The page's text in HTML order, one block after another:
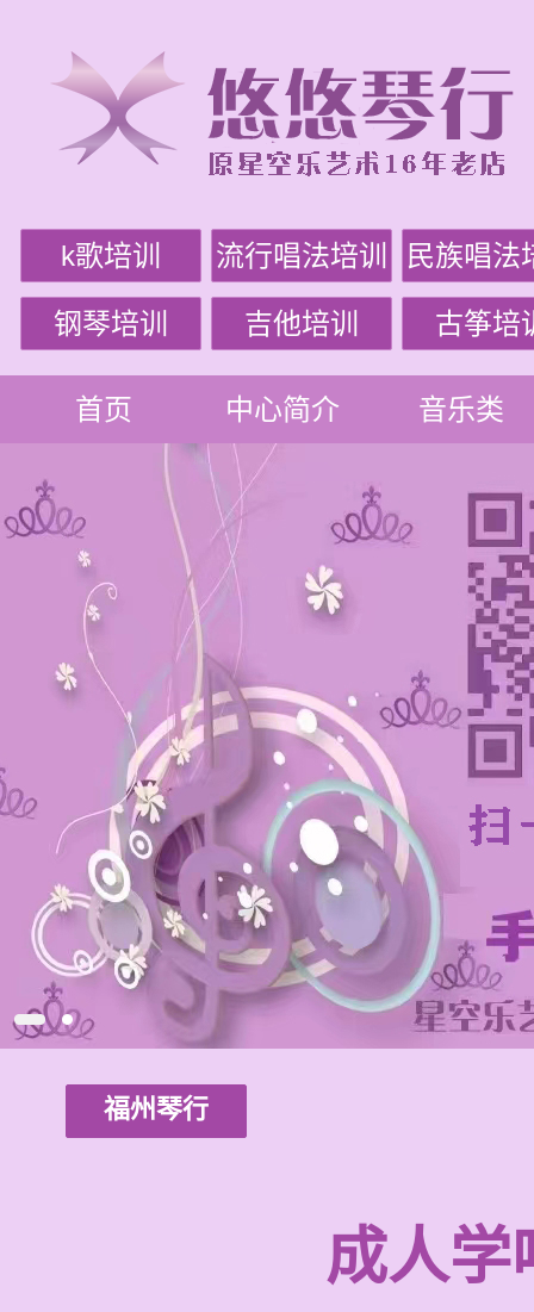
k歌培训 流行唱法培训 民族唱法
钢琴培训 吉他培训 古筝培
首页 中心简介 音乐类
福州琴行
成人学